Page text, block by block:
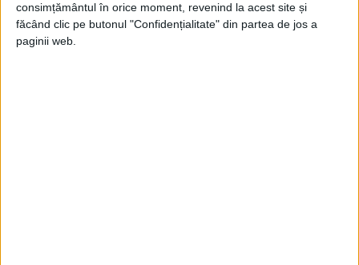
consimțământul în orice moment, revenind la acest site și
făcând clic pe butonul "Confidențialitate" din partea de jos a
paginii web.